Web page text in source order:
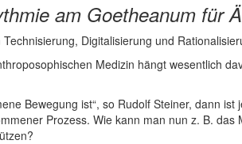
am Goetheanum für
Digitalisierung und
Medizin hängt wesentlich
Bewegung ist“, so Rudolf Steiner, dann
Prozess. Wie kann man nun z. B.